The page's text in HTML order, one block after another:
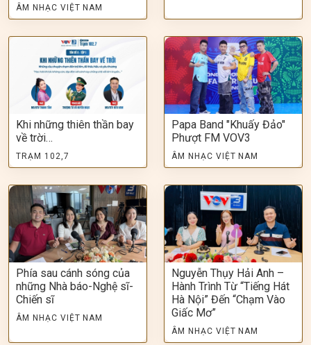
ÂM NHẠC VIỆT NAM
Khi những thiên thần bay
về trời…
TRẠM 102,7
Papa Band "Khuấy Đảo"
Phượt FM VOV3
ÂM NHẠC VIỆT NAM
Phía sau cánh sóng của
những Nhà báo-Nghệ sĩ-
Chiến sĩ
ÂM NHẠC VIỆT NAM
Nguyễn Thụy Hải Anh –
Hành Trình Từ “Tiếng Hát
Hà Nội” Đến “Chạm Vào
Giấc Mơ”
ÂM NHẠC VIỆT NAM